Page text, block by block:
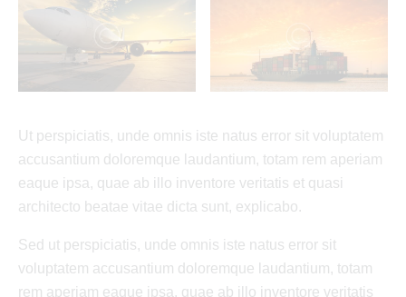
Ut perspiciatis, unde omnis iste natus error sit voluptatem
accusantium doloremque laudantium, totam rem aperiam
eaque ipsa, quae ab illo inventore veritatis et quasi
architecto beatae vitae dicta sunt, explicabo.
Sed ut perspiciatis, unde omnis iste natus error sit
voluptatem accusantium doloremque laudantium, totam
rem aperiam eaque ipsa, quae ab illo inventore veritatis